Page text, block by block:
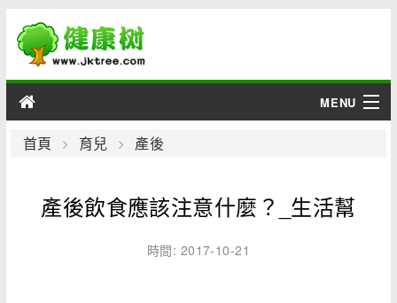
MENU
男性
首頁 育兒 產後
產後飲食應該注意什麼？_生活幫
時間: 2017-10-21